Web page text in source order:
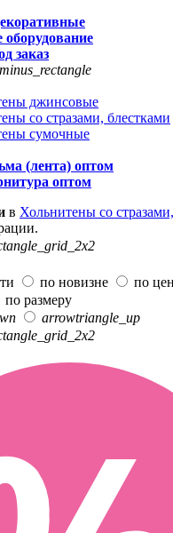
оборудование
заказ
minus_rectangle
джинсовые
со стразами, блестками
сумочные
(лента) оптом
оптом
в Хольнитены со
по новизне по
по размеру
arrowtriangle_up